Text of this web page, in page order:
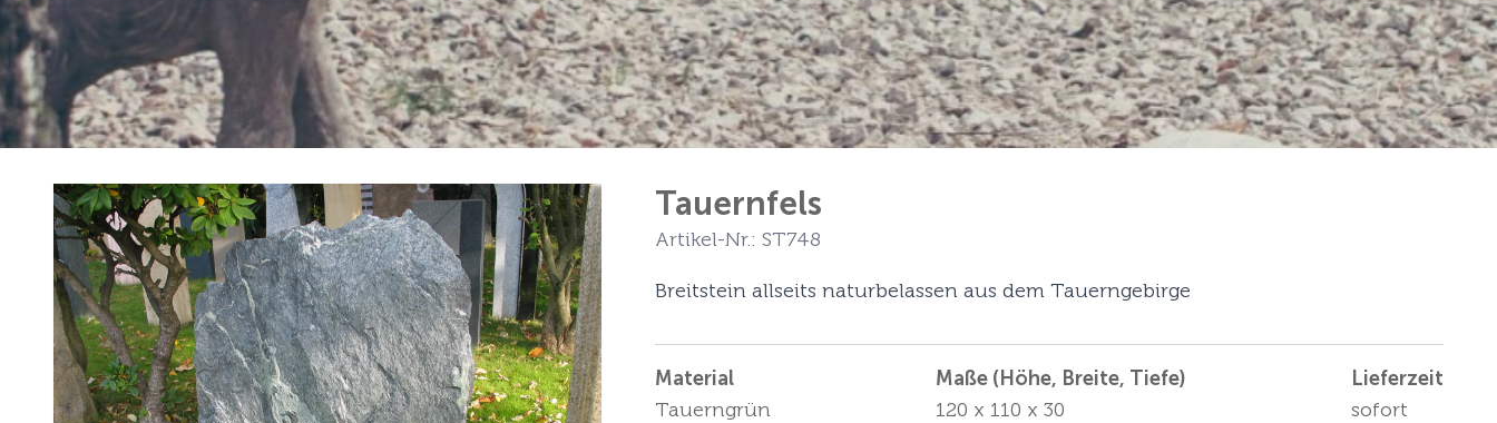
Tauernfels
Artikel-Nr.: ST748
Breitstein allseits naturbelassen aus dem Tauerngebirge
Material
Tauerngrün
Maße (Höhe, Breite, Tiefe)
120 x 110 x 30
Lieferzeit
sofort